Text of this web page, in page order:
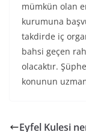
mümkün olan
kurumuna
takdirde iç
bahsi geçen
olacaktır.
konunun
Eyfel Kulesi